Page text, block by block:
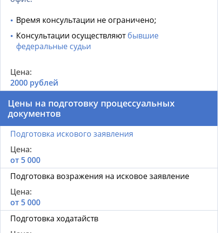
Время консультации не ограничено;
Консультации осуществляютбывшие
федеральные судьи
2000 рублей
Цены на подготовку процессуальных
документов
Подготовка искового заявления
от 5 000
Подготовка возражения на исковое заявление
от 5 000
Подготовка ходатайств